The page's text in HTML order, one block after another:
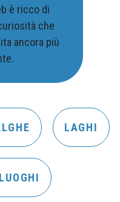
è ricco di
che
ancora più
LAGHI